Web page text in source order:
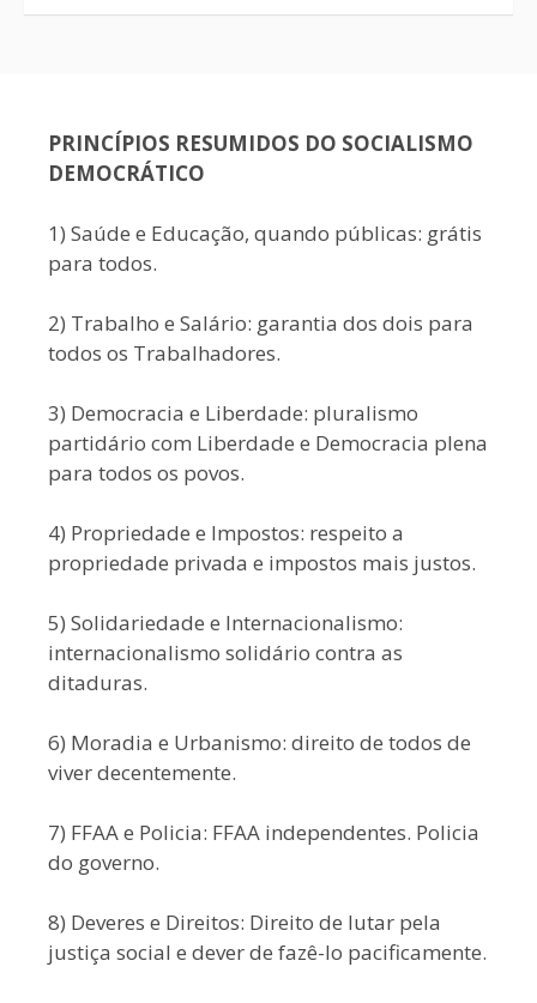
PRINCÍPIOS RESUMIDOS DO SOCIALISMO
DEMOCRÁTICO
1) Saúde e Educação, quando públicas: grátis
para todos.
2) Trabalho e Salário: garantia dos dois para
todos os Trabalhadores.
3) Democracia e Liberdade: pluralismo
partidário com Liberdade e Democracia plena
para todos os povos.
4) Propriedade e Impostos: respeito a
propriedade privada e impostos mais justos.
5) Solidariedade e Internacionalismo:
internacionalismo solidário contra as
ditaduras.
6) Moradia e Urbanismo: direito de todos de
viver decentemente.
7) FFAA e Policia: FFAA independentes. Policia
do governo.
8) Deveres e Direitos: Direito de lutar pela
justiça social e dever de fazê-lo pacificamente.